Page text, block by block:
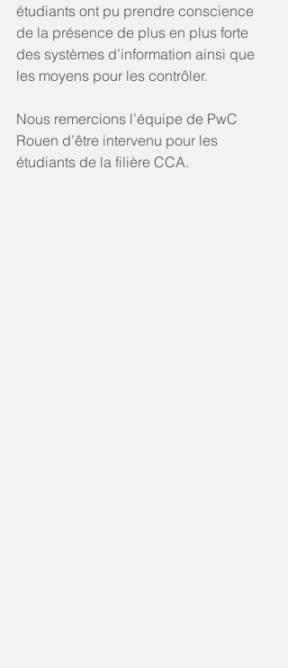
étudiants ont pu prendre conscience
de la présence de plus en plus forte
des systèmes d’information ainsi que
les moyens pour les contrôler.
Nous remercions l’équipe de PwC
Rouen d’être intervenu pour les
étudiants de la filière CCA.